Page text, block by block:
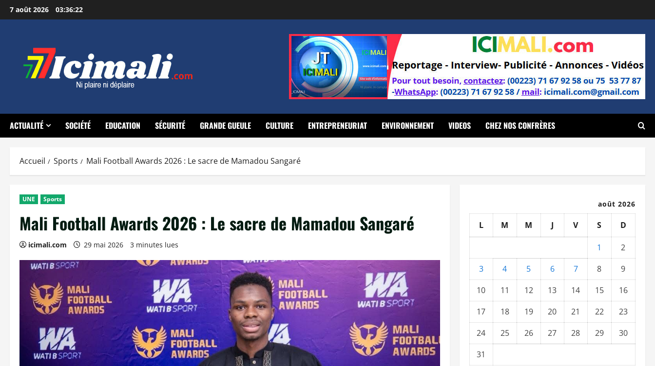
Aller
au
7 août 2026 03:36:23
ACTUALITÉ SOCIÉTÉ EDUCATION SÉCURITÉ GRANDE GUEULE CULTURE ENTREPRENEURIAT ENVIRONNEMENT VIDEOS CHEZ NOS CONFRÈRES
Accueil Sports Mali Football Awards 2026 : Le sacre de Mamadou Sangaré
UNE Sports
Mali Football Awards 2026 : Le sacre de Mamadou Sangaré
icimali.com 29 mai 2026 3 minutes lues
août 2026
L M M J V S D
1
2
3
4 5 6 7 8
9
10
11 12 13 14 15
16
17
18 19 20 21 22
23
24
25 26 27 28 29
30
31